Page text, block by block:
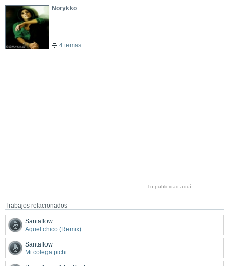
Norykko
4 temas
Tu publicidad aquí
Trabajos relacionados
Santaflow
Aquel chico (Remix)
Santaflow
Mi colega pichi